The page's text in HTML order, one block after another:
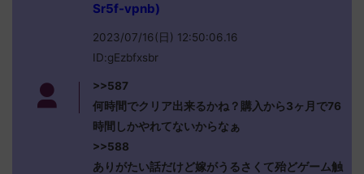
Sr5f-vpnb)
2023/07/16(日) 12:50:06.16
ID:gEzbfxsbr
>>587
何時間でクリア出来るかね？購入から3ヶ月で76
時間しかやれてないからなぁ
>>588
ありがたい話だけど嫁がうるさくて殆どゲーム触